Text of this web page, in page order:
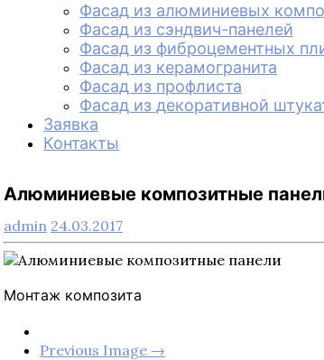
Фасад из алюминиевых
Фасад из сэндвич-панелей
Фасад из фиброцементных
Фасад из керамогранита
Фасад из профлиста
Фасад из декоративной
Заявка
Контакты
Алюминиевые композитные
admin 24.03.2017
Монтаж композита
Previous Image →